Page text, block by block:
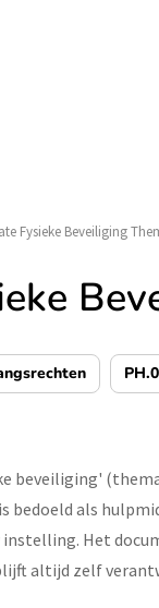
Fysieke Beveiliging
beveiliging'
als
Het
altijd zelf